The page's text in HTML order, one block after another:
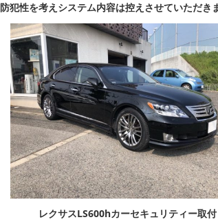
防犯性を考えシステム内容は控えさせていただき
レクサスLS600hカーセキュリティー取付